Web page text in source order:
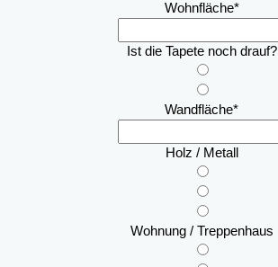
Wohnfläche*
Ist die Tapete noch drauf?
Wandfläche*
Holz / Metall
Wohnung / Treppenhaus